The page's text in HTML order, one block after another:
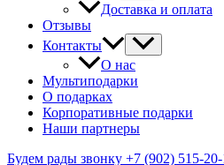
Доставка и оплата
Отзывы
Контакты
О нас
Мультиподарки
О подарках
Корпоративные подарки
Наши партнеры
Будем рады звонку +7 (902) 515-